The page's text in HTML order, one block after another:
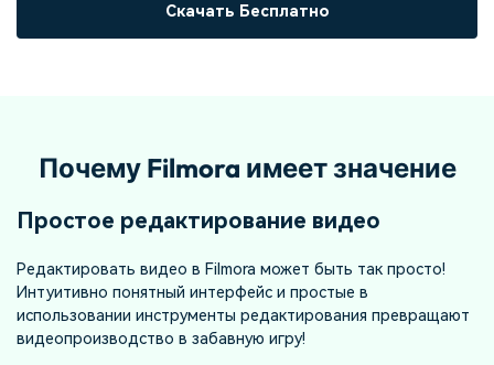
Скачать Бесплатно
Почему Filmora имеет значение
Простое редактирование видео
Редактировать видео в Filmora может быть так просто!
Интуитивно понятный интерфейс и простые в
использовании инструменты редактирования превращают
видеопроизводство в забавную игру!